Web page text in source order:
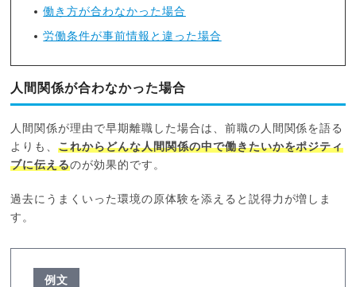
働き方が合わなかった場合
労働条件が事前情報と違った場合
人間関係が合わなかった場合
人間関係が理由で早期離職した場合は、前職の人間関係を語る
よりも、これからどんな人間関係の中で働きたいかをポジティ
ブに伝えるのが効果的です。
過去にうまくいった環境の原体験を添えると説得力が増しま
す。
例文